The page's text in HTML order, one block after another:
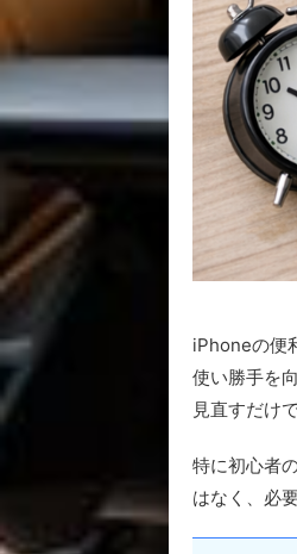
iPhoneの便
使い勝手を
見直すだけ
特に初心者
はなく、必